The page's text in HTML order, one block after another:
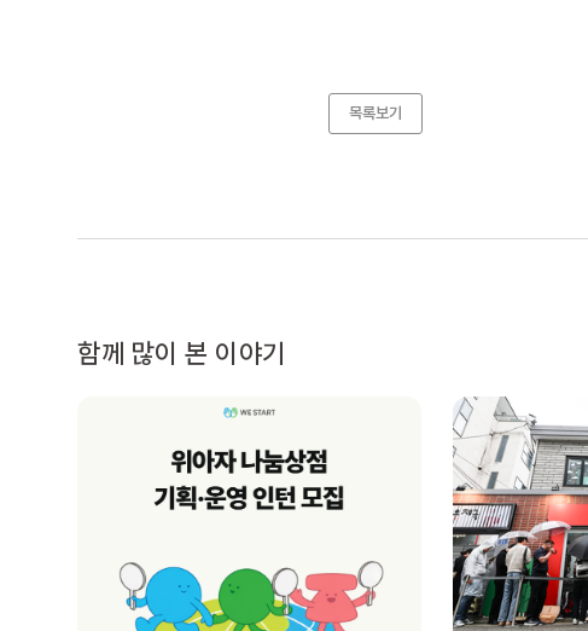
목록보기
함께 많이 본 이야기